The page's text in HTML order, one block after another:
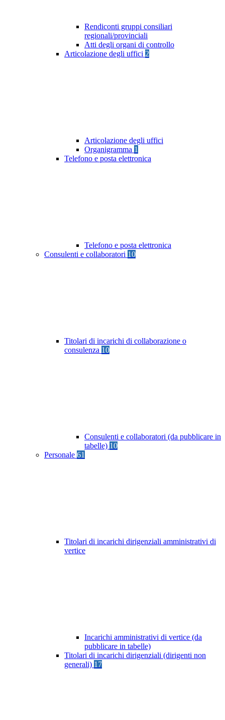
Rendiconti gruppi consiliari
regionali/provinciali
Atti degli organi di controllo
Articolazione degli uffici 2
Articolazione degli uffici
Organigramma 1
Telefono e posta elettronica
Telefono e posta elettronica
Consulenti e collaboratori 10
Titolari di incarichi di collaborazione o
consulenza 10
Consulenti e collaboratori (da pubblicare in
tabelle) 10
Personale 61
Titolari di incarichi dirigenziali amministrativi di
vertice
Incarichi amministrativi di vertice (da
pubblicare in tabelle)
Titolari di incarichi dirigenziali (dirigenti non
generali) 17